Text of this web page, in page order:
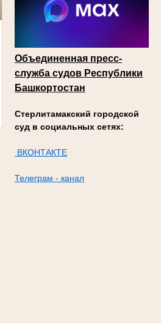
Объединенная пресс-
служба судов Республики
Башкортостан
Стерлитамакский городской
суд в социальных сетях:
ВКОНТАКТЕ
Телеграм - канал